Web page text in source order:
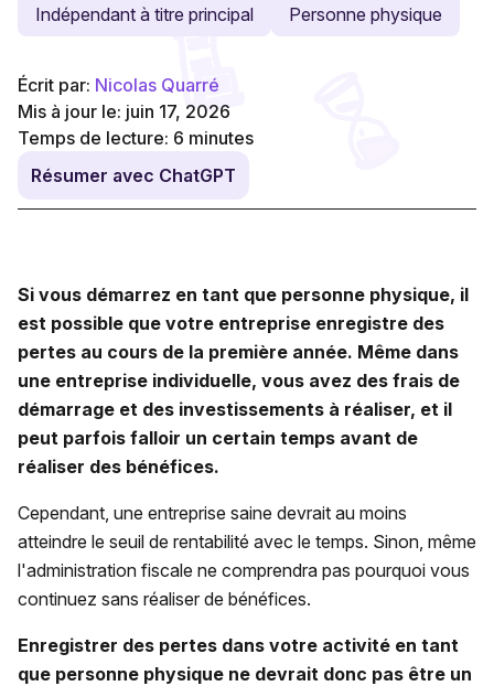
Indépendant à titre principal
Personne physique
Écrit par: Nicolas Quarré
Mis à jour le: juin 17, 2026
Temps de lecture: 6 minutes
Résumer avec ChatGPT
Si vous démarrez en tant que personne physique, il
est possible que votre entreprise enregistre des
pertes au cours de la première année. Même dans
une entreprise individuelle, vous avez des frais de
démarrage et des investissements à réaliser, et il
peut parfois falloir un certain temps avant de
réaliser des bénéfices.
Cependant, une entreprise saine devrait au moins
atteindre le seuil de rentabilité avec le temps. Sinon, même
l'administration fiscale ne comprendra pas pourquoi vous
continuez sans réaliser de bénéfices.
Enregistrer des pertes dans votre activité en tant
que personne physique ne devrait donc pas être un